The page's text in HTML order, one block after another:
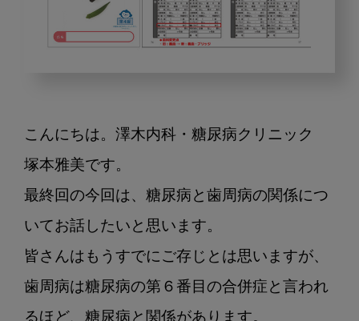
連
携
手
こんにちは。澤木内科・糖尿病クリニック
塚本雅美です。
最終回の今回は、糖尿病と歯周病の関係につ
いてお話したいと思います。
皆さんはもうすでにご存じとは思いますが、
歯周病は糖尿病の第６番目の合併症と言われ